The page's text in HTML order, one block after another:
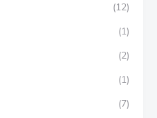
(12)
(1)
(2)
(1)
(7)